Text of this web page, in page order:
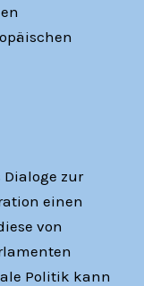
zur
einen
von
Politik kann